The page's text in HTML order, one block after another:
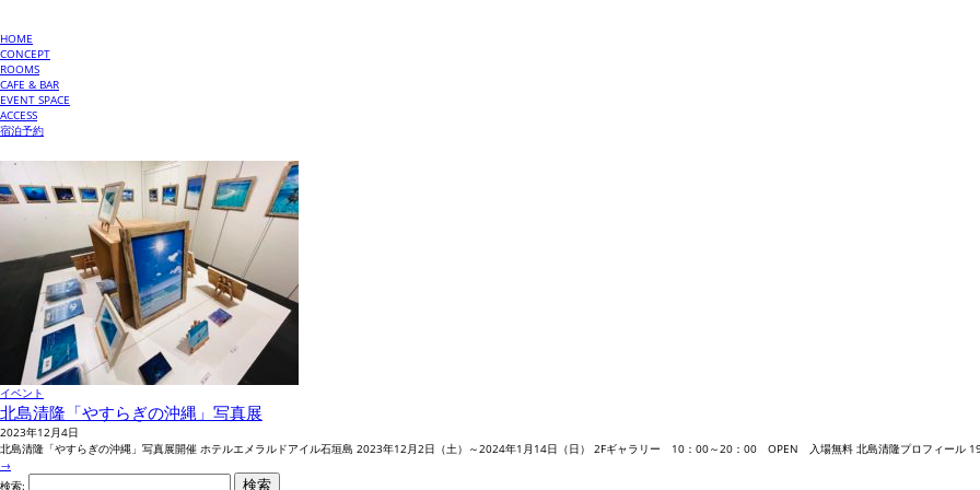
HOME
CONCEPT
ROOMS
CAFE & BAR
EVENT SPACE
ACCESS
宿泊予約
イベント
北島清隆「やすらぎの沖縄」写真展
2023年12月4日
北島清隆「やすらぎの沖縄」写真展開催 ホテルエメラルドアイル石垣島 2023年12月2日（土）～2024年1月14日（日） 2Fギャラリー 10：00～20：00 OPEN 入場無料 北島清隆プロフィール
→
検索: